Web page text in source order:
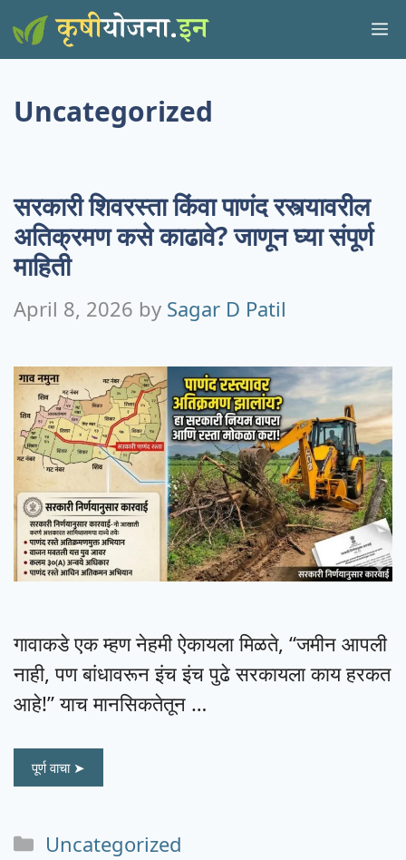
Skip
to
Uncategorized
सरकारी शिवरस्ता किंवा पाणंद रस्त्यावरील
अतिक्रमण कसे काढावे? जाणून घ्या संपूर्ण
माहिती
April 8, 2026 by Sagar D Patil
गावाकडे एक म्हण नेहमी ऐकायला मिळते, “जमीन आपली
नाही, पण बांधावरून इंच इंच पुढे सरकायला काय हरकत
आहे!” याच मानसिकतेतून …
पूर्ण वाचा ➤
Categories
Uncategorized